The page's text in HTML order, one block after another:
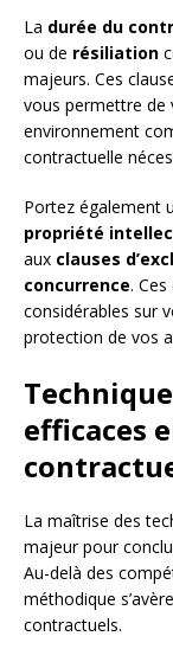
La durée du
ou de résiliation
majeurs. Ces
vous permettre de
environnement
contractuelle
Portez également
propriété
aux clauses
concurrence.
considérables sur
protection de vos
efficaces
La maîtrise des
majeur pour
Au-delà des
méthodique
contractuels.